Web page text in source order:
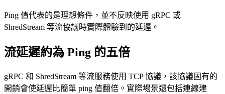
Ping 值代表的是理想條件，並不反映使用 gRPC 或
ShredStream 等流協議時實際體驗到的延遲。
流延遲約為 Ping 的五倍
gRPC 和 ShredStream 等流服務使用 TCP 協議，該協議固有的
開銷會使延遲比簡單 ping 值翻倍。實際場景還包括連線建